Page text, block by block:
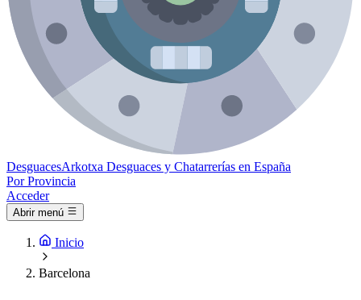
DesguacesArkotxa Desguaces y Chatarrerías en España
Por Provincia
Acceder
Abrir menú
Inicio
Barcelona